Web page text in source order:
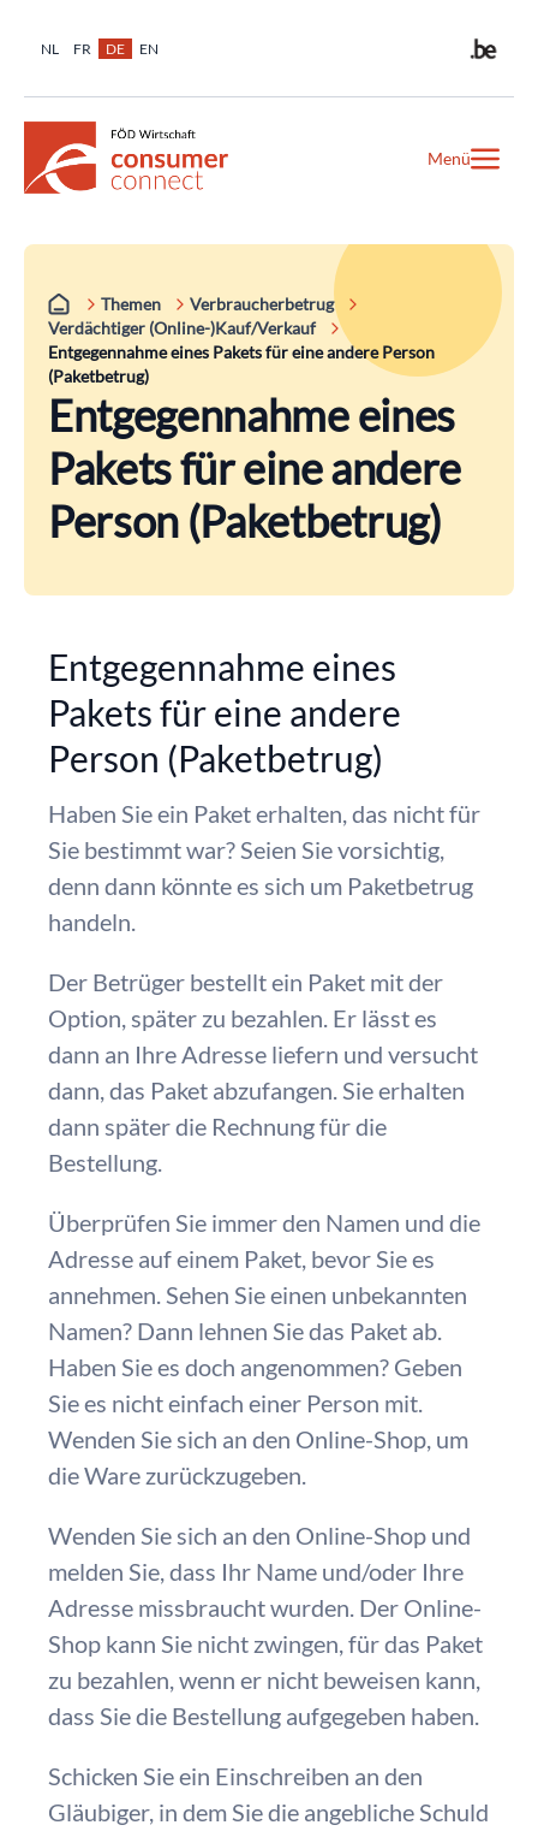
NL FR DE EN
Menü
Themen
Verbraucherbetrug
Verdächtiger (Online-)Kauf/Verkauf
Entgegennahme eines Pakets für eine andere Person
(Paketbetrug)
Entgegennahme eines
Pakets für eine andere
Person (Paketbetrug)
Entgegennahme eines
Pakets für eine andere
Person (Paketbetrug)
Haben Sie ein Paket erhalten, das nicht für
Sie bestimmt war? Seien Sie vorsichtig,
denn dann könnte es sich um Paketbetrug
handeln.
Der Betrüger bestellt ein Paket mit der
Option, später zu bezahlen. Er lässt es
dann an Ihre Adresse liefern und versucht
dann, das Paket abzufangen. Sie erhalten
dann später die Rechnung für die
Bestellung.
Überprüfen Sie immer den Namen und die
Adresse auf einem Paket, bevor Sie es
annehmen. Sehen Sie einen unbekannten
Namen? Dann lehnen Sie das Paket ab.
Haben Sie es doch angenommen? Geben
Sie es nicht einfach einer Person mit.
Wenden Sie sich an den Online-Shop, um
die Ware zurückzugeben.
Wenden Sie sich an den Online-Shop und
melden Sie, dass Ihr Name und/oder Ihre
Adresse missbraucht wurden. Der Online-
Shop kann Sie nicht zwingen, für das Paket
zu bezahlen, wenn er nicht beweisen kann,
dass Sie die Bestellung aufgegeben haben.
Schicken Sie ein Einschreiben an den
Gläubiger, in dem Sie die angebliche Schuld